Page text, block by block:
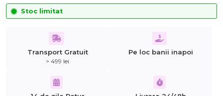
Stoc limitat
Transport Gratuit
> 499 lei
Pe loc banii inapoi